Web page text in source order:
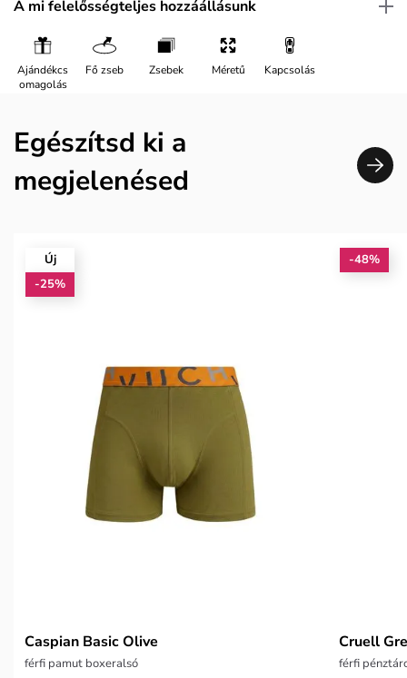
A mi felelősségteljes hozzáállásunk
Ajándékcs
omagolás
Fő zseb Zsebek Méretű Kapcsolás
Egészítsd ki a
megjelenésed
Új
-25%
Caspian Basic Olive
férfi pamut boxeralsó
-48%
Cruell
férfi